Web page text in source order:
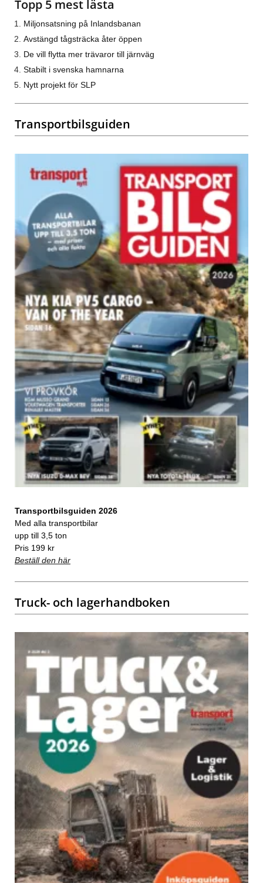
Topp 5 mest lästa
Miljonsatsning på Inlandsbanan
Avstängd tågsträcka åter öppen
De vill flytta mer trävaror till järnväg
Stabilt i svenska hamnarna
Nytt projekt för SLP
Transportbilsguiden
Transportbilsguiden 2026
Med alla transportbilar
upp till 3,5 ton
Pris 199 kr
Beställ den här
Truck- och lagerhandboken